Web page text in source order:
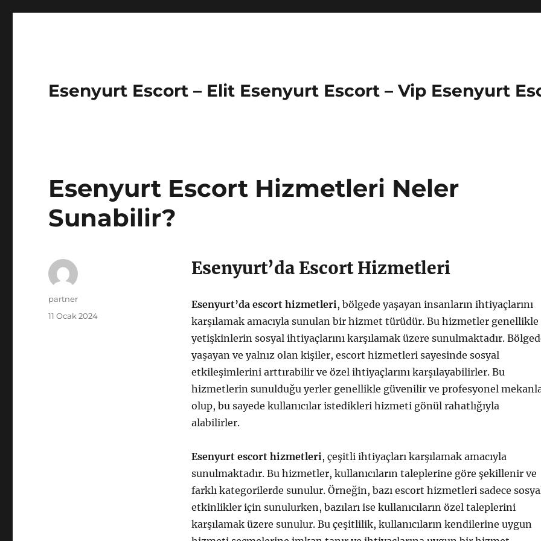
Esenyurt Escort – Elit Esenyurt Escort – Vip Esenyurt
Esenyurt Escort Hizmetleri Neler
Sunabilir?
Esenyurt’da Escort Hizmetleri
Esenyurt’da escort hizmetleri, bölgede yaşayan insanların ihtiyaçlarını
karşılamak amacıyla sunulan bir hizmet türüdür. Bu hizmetler genellikle
yetişkinlerin sosyal ihtiyaçlarını karşılamak üzere sunulmaktadır.
yaşayan ve yalnız olan kişiler, escort hizmetleri sayesinde sosyal
etkileşimlerini arttırabilir ve özel ihtiyaçlarını karşılayabilirler. Bu
hizmetlerin sunulduğu yerler genellikle güvenilir ve profesyonel
olup, bu sayede kullanıcılar istedikleri hizmeti gönül rahatlığıyla
alabilirler.
Esenyurt escort hizmetleri, çeşitli ihtiyaçları karşılamak amacıyla
sunulmaktadır. Bu hizmetler, kullanıcıların taleplerine göre şekillenir ve
farklı kategorilerde sunulur. Örneğin, bazı escort hizmetleri sadece
etkinlikler için sunulurken, bazıları ise kullanıcıların özel taleplerini
karşılamak üzere sunulur. Bu çeşitlilik, kullanıcıların kendilerine uygun
Yazar
partner
Yayın
11 Ocak 2024